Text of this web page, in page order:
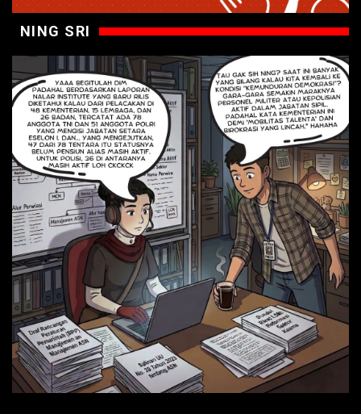
NING SRI